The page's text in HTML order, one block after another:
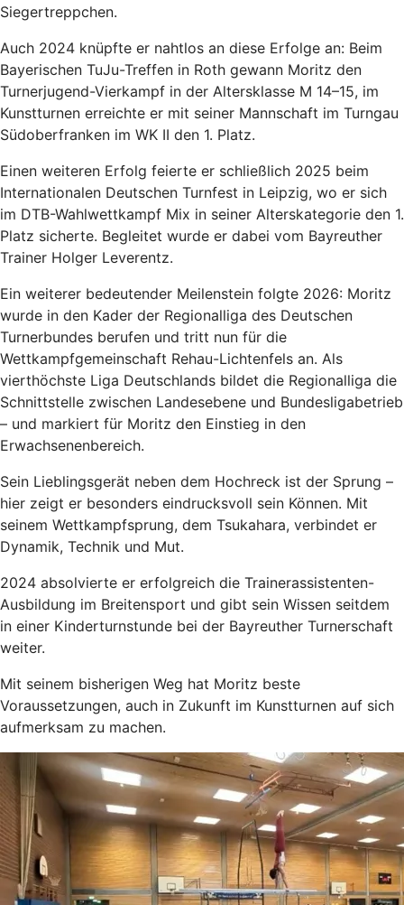
Siegertreppchen.
Auch 2024 knüpfte er nahtlos an diese Erfolge an: Beim
Bayerischen TuJu-Treffen in Roth gewann Moritz den
Turnerjugend-Vierkampf in der Altersklasse M 14–15, im
Kunstturnen erreichte er mit seiner Mannschaft im Turngau
Südoberfranken im WK II den 1. Platz.
Einen weiteren Erfolg feierte er schließlich 2025 beim
Internationalen Deutschen Turnfest in Leipzig, wo er sich
im DTB-Wahlwettkampf Mix in seiner Alterskategorie den 1.
Platz sicherte. Begleitet wurde er dabei vom Bayreuther
Trainer Holger Leverentz.
Ein weiterer bedeutender Meilenstein folgte 2026: Moritz
wurde in den Kader der Regionalliga des Deutschen
Turnerbundes berufen und tritt nun für die
Wettkampfgemeinschaft Rehau-Lichtenfels an. Als
vierthöchste Liga Deutschlands bildet die Regionalliga die
Schnittstelle zwischen Landesebene und Bundesligabetrieb
– und markiert für Moritz den Einstieg in den
Erwachsenenbereich.
Sein Lieblingsgerät neben dem Hochreck ist der Sprung –
hier zeigt er besonders eindrucksvoll sein Können. Mit
seinem Wettkampfsprung, dem Tsukahara, verbindet er
Dynamik, Technik und Mut.
2024 absolvierte er erfolgreich die Trainerassistenten-
Ausbildung im Breitensport und gibt sein Wissen seitdem
in einer Kinderturnstunde bei der Bayreuther Turnerschaft
weiter.
Mit seinem bisherigen Weg hat Moritz beste
Voraussetzungen, auch in Zukunft im Kunstturnen auf sich
aufmerksam zu machen.